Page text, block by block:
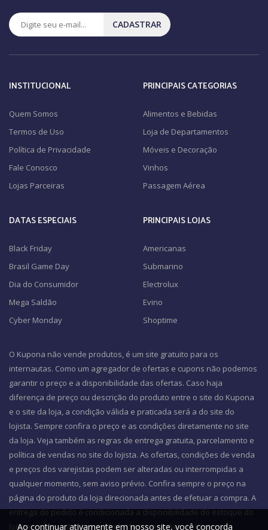
CADASTRAR
INSTITUCIONAL
Quem Somos
Termos de Uso
Política de Privacidade
Fale Conosco
Lojas Parceiras
PRINCIPAIS CATEGORIAS
Alimentos e Bebidas
Loja de Departamentos
Móveis e Decoração
Vinhos
Passagem Aérea
DATAS ESPECIAIS
Black Friday
Brasil Game Day
Dia do Consumidor
Mega Saldão
Cyber Monday
PRINCIPAIS LOJAS
Americanas
Submarino
Electrolux
Evino
Shoptime
O Kupona não vende produtos, é um site gratuito para os
internautas. Como um agregador de ofertas e cupons não podemos
garantir o preço e a disponibilidade das ofertas. Caso haja
diferença de preço ou descrição do produto entre o site do Kupona
e o site da loja, a condição válida e praticada será a do site do
lojista. Sempre confira o preço e as condições diretamente no site
da loja. Veja também as regras de entrega gratuita, parcelamento e
política de vendas no site do lojista. As ofertas, condições de venda
e preços dos varejistas podem ser alteradas ou interrompidas a
qualquer momento, sem aviso prévio. Confira sempre o preço na
página do produto da loja direcionada antes de efetuar a compra. A
entrega do pedido é condicionada a disponibilidade do estoque do
lojista e não está sob o controle das operações do Kupona.
Ao continuar ativamente em nosso site, você concorda